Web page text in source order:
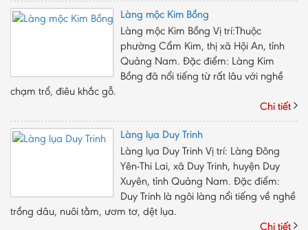
Làng mộc Kim Bồng
Làng mộc Kim Bồng Vị trí:Thuộc
phường Cẩm Kim, thị xã Hội An, tỉnh
Quảng Nam. Ðặc điểm: Làng Kim
Bồng đã nổi tiếng từ rất lâu với nghề
chạm trổ, điêu khắc gỗ.
Chi tiết
Làng lụa Duy Trinh
Làng lụa Duy Trinh Vị trí: Làng Đông
Yên-Thi Lai, xã Duy Trinh, huyện Duy
Xuyên, tỉnh Quảng Nam. Đặc điểm:
Duy Trinh là ngôi làng nổi tiếng về nghề
trồng dâu, nuôi tằm, ươm tơ, dệt lụa.
Chi tiết